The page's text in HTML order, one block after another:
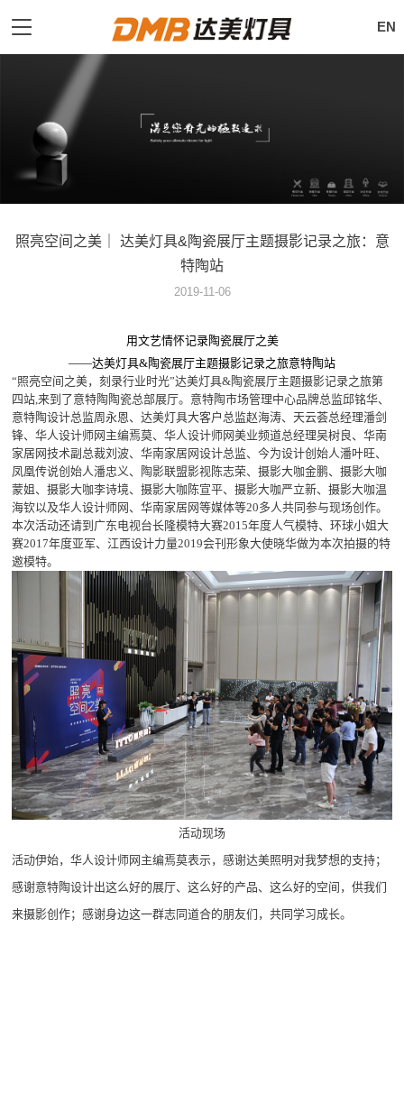
EN
照亮空间之美｜ 达美灯具&陶瓷展厅主题摄影记录之旅：意
特陶站
2019-11-06
用文艺情怀记录陶瓷展厅之美
——达美灯具&陶瓷展厅主题摄影记录之旅意特陶站
“照亮空间之美，刻录行业时光”达美灯具&陶瓷展厅主题摄影记录之旅第
四站,来到了意特陶陶瓷总部展厅。意特陶市场管理中心品牌总监邱铭华、
意特陶设计总监周永恩、达美灯具大客户总监赵海涛、天云荟总经理潘剑
锋、华人设计师网主编焉莫、华人设计师网美业频道总经理吴树良、华南
家居网技术副总裁刘波、华南家居网设计总监、今为设计创始人潘叶旺、
凤凰传说创始人潘忠义、陶影联盟影视陈志荣、摄影大咖金鹏、摄影大咖
蒙姐、摄影大咖李诗境、摄影大咖陈宣平、摄影大咖严立新、摄影大咖温
海钦以及华人设计师网、华南家居网等媒体等20多人共同参与现场创作。
本次活动还请到广东电视台长隆模特大赛2015年度人气模特、环球小姐大
赛2017年度亚军、江西设计力量2019会刊形象大使晓华做为本次拍摄的特
邀模特。
活动现场
活动伊始，华人设计师网主编焉莫表示，感谢达美照明对我梦想的支持；
感谢意特陶设计出这么好的展厅、这么好的产品、这么好的空间，供我们
来摄影创作；感谢身边这一群志同道合的朋友们，共同学习成长。